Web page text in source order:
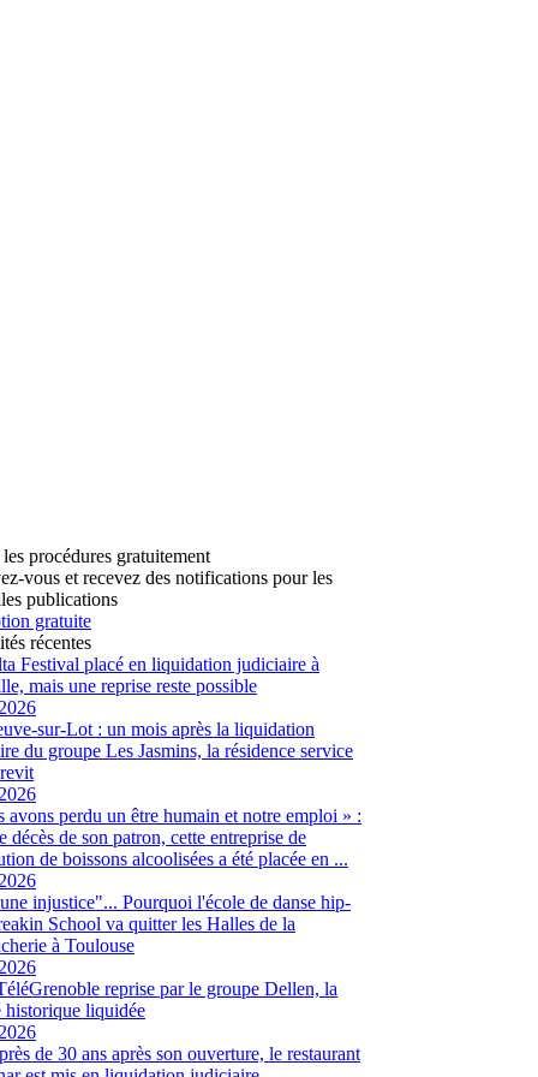
procédures gratuitement
vous et recevez des notifications pour les
publications
gratuite
récentes
Festival placé en liquidation judiciaire à
mais une reprise reste possible
sur-Lot : un mois après la liquidation
du groupe Les Jasmins, la résidence service
avons perdu un être humain et notre emploi » :
décès de son patron, cette entreprise de
de boissons alcoolisées a été placée en ...
injustice"... Pourquoi l'école de danse hip-
School va quitter les Halles de la
à Toulouse
reprise par le groupe Dellen, la
historique liquidée
de 30 ans après son ouverture, le restaurant